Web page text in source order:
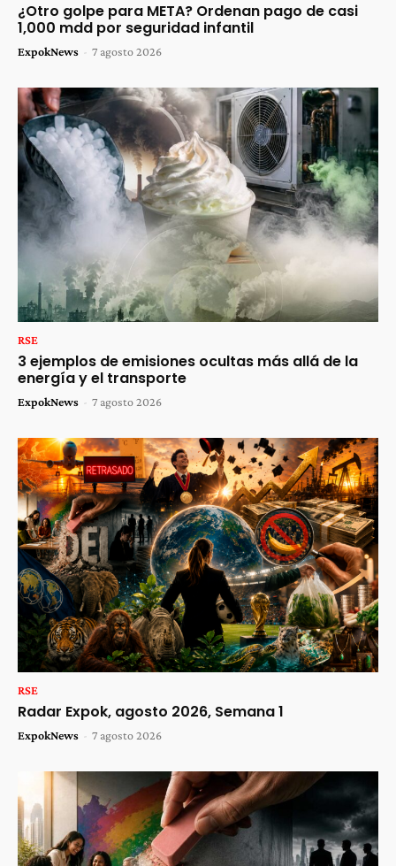
¿Otro golpe para META? Ordenan pago de casi
1,000 mdd por seguridad infantil
ExpokNews - 7 agosto 2026
RSE
3 ejemplos de emisiones ocultas más allá de la
energía y el transporte
ExpokNews - 7 agosto 2026
RSE
Radar Expok, agosto 2026, Semana 1
ExpokNews - 7 agosto 2026